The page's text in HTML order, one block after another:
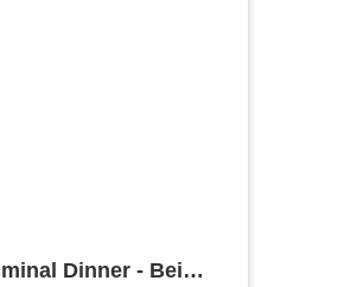
Dinner - Bei